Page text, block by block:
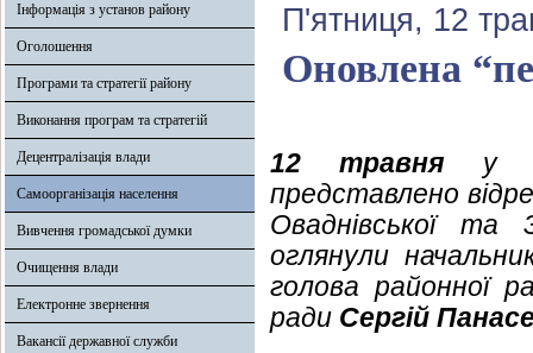
Інформація з установ району
Оголошення
Програми та стратегії району
Виконання програм та стратегій
Децентралізація влади
Самоорганізація населення
Вивчення громадської думки
Очищення влади
Електронне звернення
Вакансії державної служби
П'ятниця, 12
Оновлена
12 травня у
представлено
Оваднівської та
оглянули
голова районної
ради Сергій